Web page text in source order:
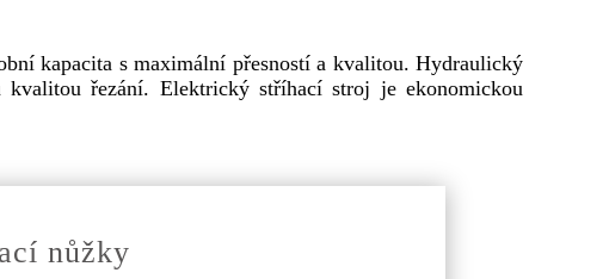
kapacita s maximální přesností a kvalitou. Hydraulický
řezání. Elektrický stříhací stroj je ekonomickou
nůžky